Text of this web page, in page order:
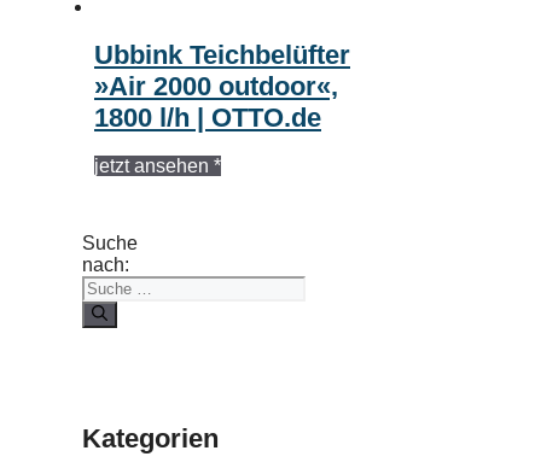
Ubbink Teichbelüfter
»Air 2000 outdoor«,
1800 l/h | OTTO.de
jetzt ansehen *
Suche
nach:
Kategorien